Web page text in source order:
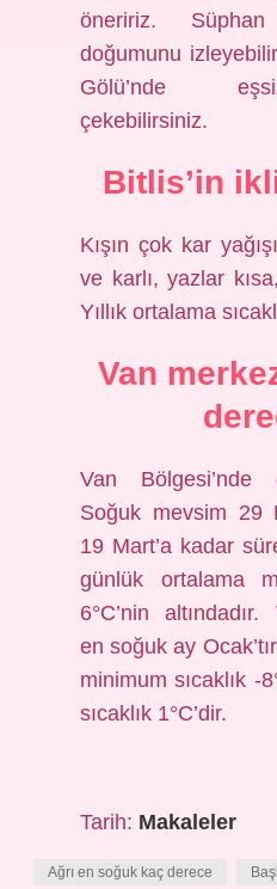
öneririz.
doğumunu
Gölü’nde
çekebilirsiniz.
Bitlis’in
Kışın çok kar
ve karlı, yazlar
Yıllık ortalama
Van
Van Bölgesi’nde
Soğuk mevsim 29
19 Mart’a kadar
günlük ortalama
6°C’nin
en soğuk ay
minimum sıcaklık -
sıcaklık 1°C’dir.
Tarih: Makaleler
Ağrı en soğuk kaç derece